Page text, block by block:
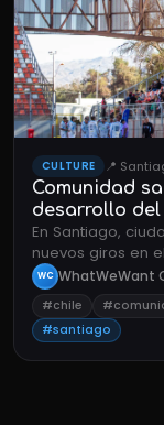
CULTURE 📍
Comunidad
desarrollo
En Santiago,
nuevos giros en
Nicol├ís Zepeda
WC WhatWeWant
#chile
#santiago